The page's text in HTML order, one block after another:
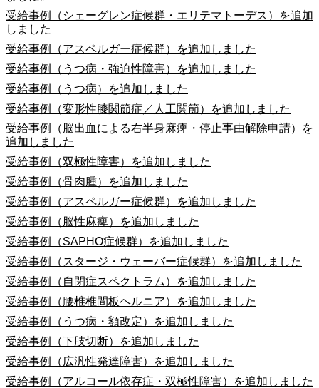
受給事例（シェーグレン症候群・エリテマトーデス）を追加
しました
受給事例（アスペルガー症候群）を追加しました
受給事例（うつ病・強迫性障害）を追加しました
受給事例（うつ病）を追加しました
受給事例（変形性膝関節症／人工関節）を追加しました
受給事例（脳出血による右半身麻痺・停止事由解除申請）を
追加しました
受給事例（双極性障害）を追加しました
受給事例（骨肉腫）を追加しました
受給事例（アスペルガー症候群）を追加しました
受給事例（脳性麻痺）を追加しました
受給事例（SAPHO症候群）を追加しました
受給事例（スタージ・ウェーバー症候群）を追加しました
受給事例（自閉症スペクトラム）を追加しました
受給事例（腰椎椎間板ヘルニア）を追加しました
受給事例（うつ病・額改定）を追加しました
受給事例（下肢切断）を追加しました
受給事例（広汎性発達障害）を追加しました
受給事例（アルコール依存症・双極性障害）を追加しました